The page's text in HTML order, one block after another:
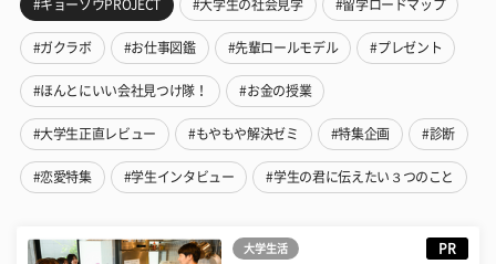
#キョーソウPROJECT #大学生の社会見学 #留学ロードマップ
#ガクラボ #お仕事図鑑 #先輩ロールモデル #プレゼント
#ほんとにいい会社見つけ隊！ #お金の授業
#大学生正直レビュー #もやもや解決ゼミ #特集企画 #診断
#恋愛特集 #学生インタビュー #学生の君に伝えたい３つのこと
大学生活 PR